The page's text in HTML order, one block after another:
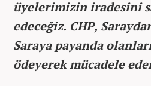
üyelerimizin iradesini
edeceğiz. CHP,
Saraya payanda
ödeyerek mücadele